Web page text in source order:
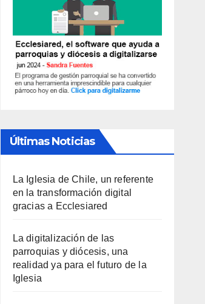
Últimas Noticias
La Iglesia de Chile, un referente
en la transformación digital
gracias a Ecclesiared
La digitalización de las
parroquias y diócesis, una
realidad ya para el futuro de la
Iglesia